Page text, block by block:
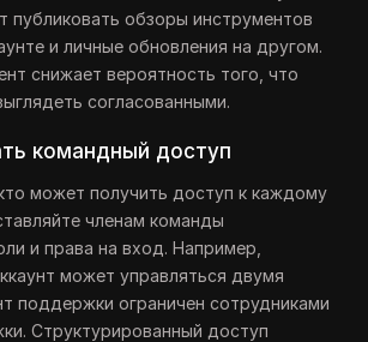
публиковать обзоры инструментов
и личные обновления на другом.
снижает вероятность того, что
согласованными.
командный доступ
может получить доступ к каждому
членам команды
и права на вход. Например,
может управляться двумя
поддержки ограничен сотрудниками
Структурированный доступ